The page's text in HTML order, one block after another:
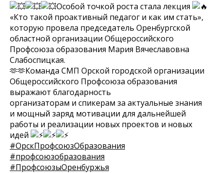
Особой точкой роста стала лекция
«Кто такой проактивный педагог и как им стать»,
которую провела председатель Оренбургской
областной организации Общероссийского
Профсоюза образования Мария Вячеславовна
Слабоспицкая.
🫶🫶Команда СМП Орской городской организации
Общероссийского Профсоюза образования
выражают благодарность
организаторам и спикерам за актуальные знания
и мощный заряд мотивации для дальнейшей
работы и реализации новых проектов и новых
идей
#ОрскПрофсоюзОбразования
#профсоюзобразования
#ПрофсоюзыОренбуржья